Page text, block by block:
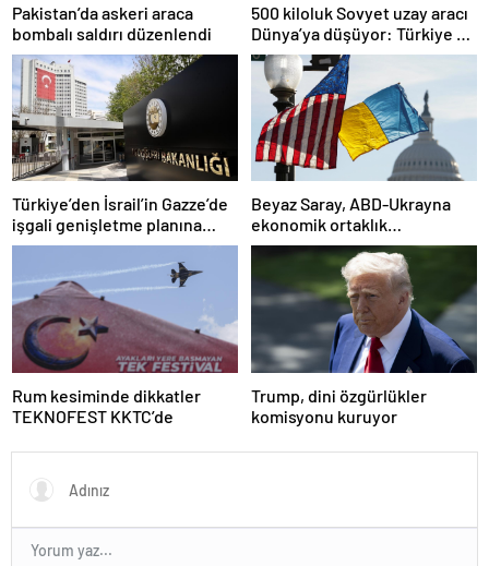
Pakistan’da askeri araca
bombalı saldırı düzenlendi
500 kiloluk Sovyet uzay aracı
Dünya’ya düşüyor: Türkiye de
risk altında
Türkiye’den İsrail’in Gazze’de
işgali genişletme planına
tepki
Beyaz Saray, ABD-Ukrayna
ekonomik ortaklık
anlaşmasının detaylarını
Rum kesiminde dikkatler
TEKNOFEST KKTC’de
Trump, dini özgürlükler
komisyonu kuruyor